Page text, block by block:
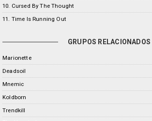
10. Cursed By The Thought
11. Time Is Running Out
GRUPOS RELACIONADOS
Marionette
Deadsoil
Mnemic
Koldborn
Trendkill